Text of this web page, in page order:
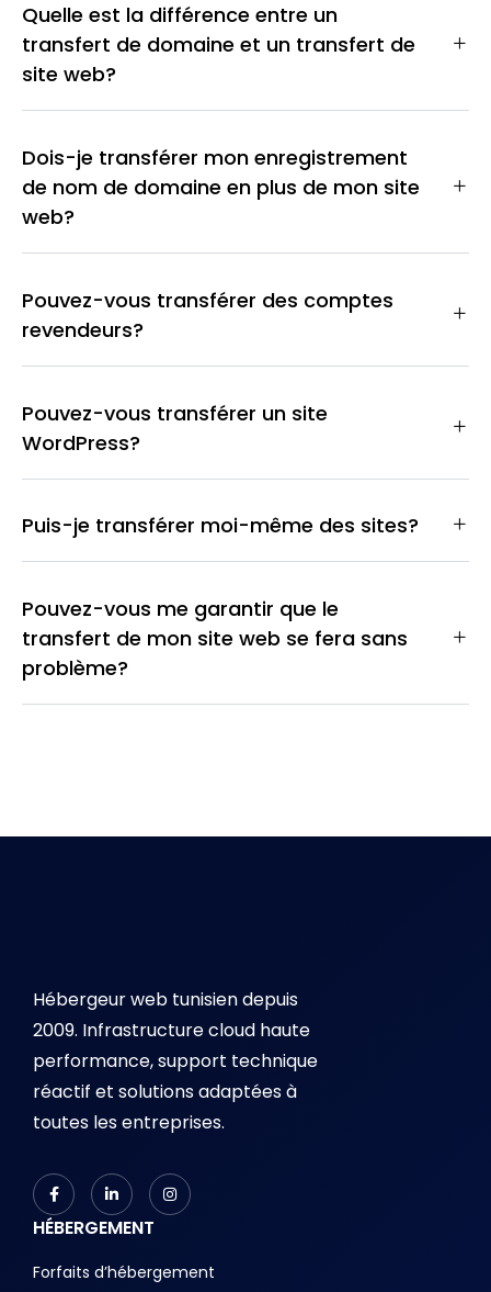
Quelle est la différence entre un
transfert de domaine et un transfert de
site web?
Dois-je transférer mon enregistrement
de nom de domaine en plus de mon site
web?
Pouvez-vous transférer des comptes
revendeurs?
Pouvez-vous transférer un site
WordPress?
Puis-je transférer moi-même des sites?
Pouvez-vous me garantir que le
transfert de mon site web se fera sans
problème?
Hébergeur web tunisien depuis
2009. Infrastructure cloud haute
performance, support technique
réactif et solutions adaptées à
toutes les entreprises.
HÉBERGEMENT
Forfaits d’hébergement